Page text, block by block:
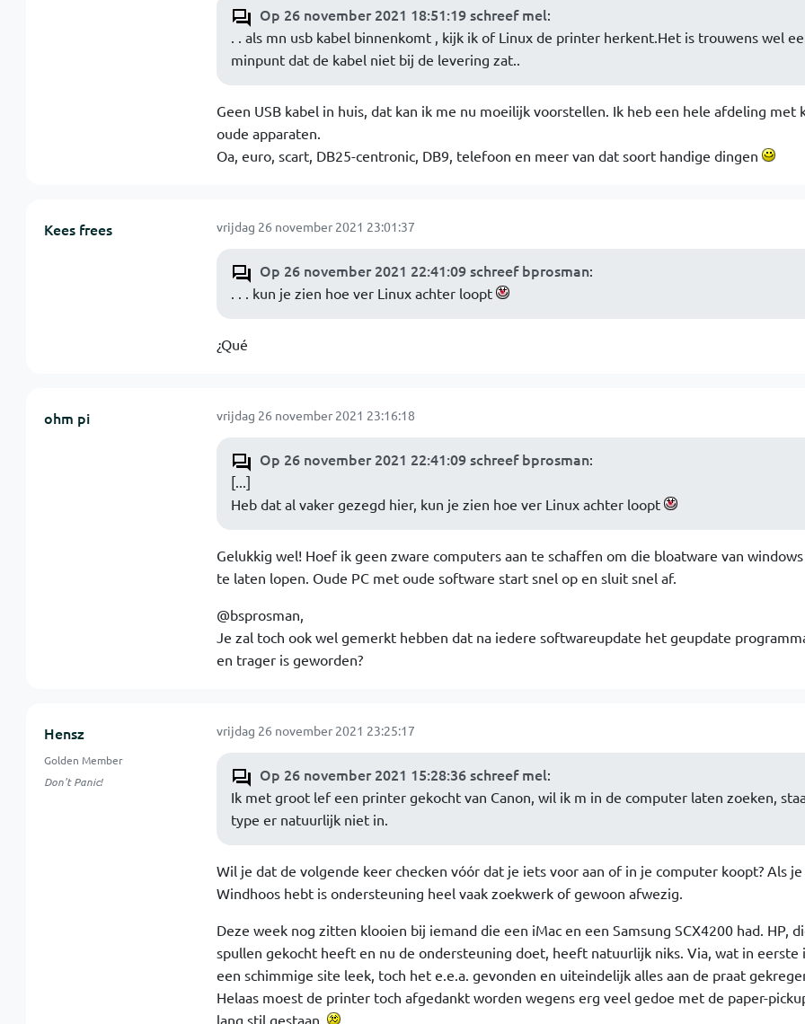
Op 26 november 2021 18:51:19 schreef mel:
. . als mn usb kabel binnenkomt , kijk ik of Linux de printer herkent.Het is trouwens wel
minpunt dat de kabel niet bij de levering zat..
Geen USB kabel in huis, dat kan ik me nu moeilijk voorstellen. Ik heb een hele afdeling met
oude apparaten.
Oa, euro, scart, DB25-centronic, DB9, telefoon en meer van dat soort handige dingen
Kees frees vrijdag 26 november 2021 23:01:37
Op 26 november 2021 22:41:09 schreef bprosman:
. . . kun je zien hoe ver Linux achter loopt
¿Qué
ohm pi vrijdag 26 november 2021 23:16:18
Op 26 november 2021 22:41:09 schreef bprosman:
[...]
Heb dat al vaker gezegd hier, kun je zien hoe ver Linux achter loopt
Gelukkig wel! Hoef ik geen zware computers aan te schaffen om die bloatware van
te laten lopen. Oude PC met oude software start snel op en sluit snel af.
@bsprosman,
Je zal toch ook wel gemerkt hebben dat na iedere softwareupdate het geupdate
en trager is geworden?
Hensz
Golden Member
Don't Panic!
vrijdag 26 november 2021 23:25:17
Op 26 november 2021 15:28:36 schreef mel:
Ik met groot lef een printer gekocht van Canon, wil ik m in de computer laten zoeken,
type er natuurlijk niet in.
Wil je dat de volgende keer checken vóór dat je iets voor aan of in je computer koopt? Als je
Windhoos hebt is ondersteuning heel vaak zoekwerk of gewoon afwezig.
Deze week nog zitten klooien bij iemand die een iMac en een Samsung SCX4200 had. HP,
spullen gekocht heeft en nu de ondersteuning doet, heeft natuurlijk niks. Via, wat in eerste
een schimmige site leek, toch het e.e.a. gevonden en uiteindelijk alles aan de praat
Helaas moest de printer toch afgedankt worden wegens erg veel gedoe met de paper-
lang stil gestaan.